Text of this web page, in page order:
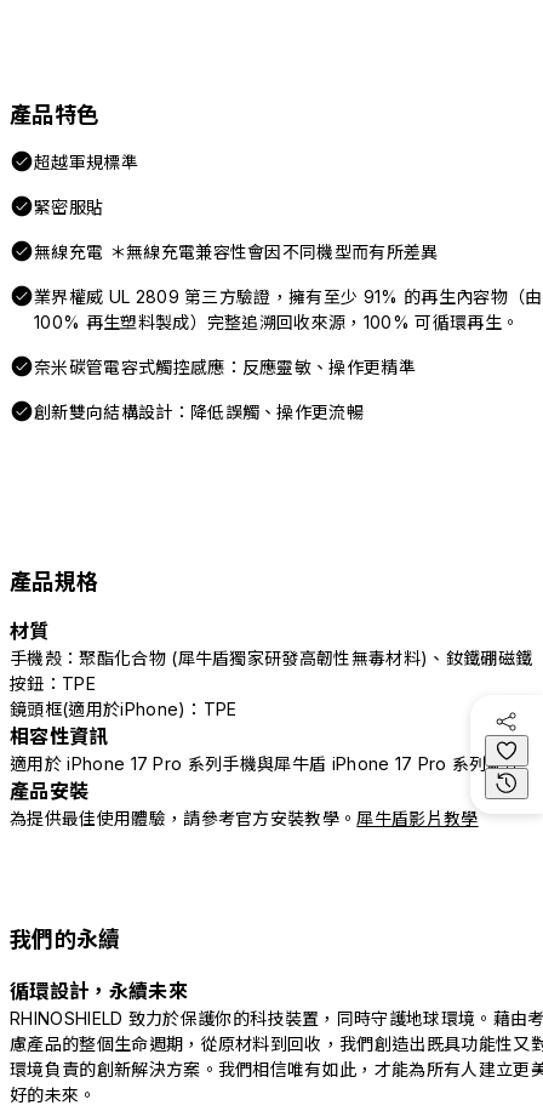
產品特色
超越軍規標準
緊密服貼
無線充電 ＊無線充電兼容性會因不同機型而有所差異
業界權威 UL 2809 第三方驗證，擁有至少 91% 的再生內容物（由
100% 再生塑料製成）完整追溯回收來源，100% 可循環再生。
奈米碳管電容式觸控感應：反應靈敏、操作更精準
創新雙向結構設計：降低誤觸、操作更流暢
產品規格
材質
手機殼：聚酯化合物 (犀牛盾獨家研發高韌性無毒材料)、釹鐵硼磁鐵
按鈕：TPE
鏡頭框(適用於iPhone)：TPE
相容性資訊
適用於 iPhone 17 Pro 系列手機與犀牛盾 iPhone 17 Pro 系列配件
產品安裝
為提供最佳使用體驗，請參考官方安裝教學。 犀牛盾影片教學
我們的永續
循環設計，永續未來
RHINOSHIELD 致力於保護你的科技裝置，同時守護地球環境。藉由
慮產品的整個生命週期，從原材料到回收，我們創造出既具功能性又
環境負責的創新解決方案。我們相信唯有如此，才能為所有人建立更
好的未來。